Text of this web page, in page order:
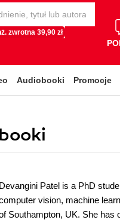
zwrotna 39,90 zł
Audiobooki Promocje
Devangini Patel is a PhD
vision, machine
Southampton, UK. She has